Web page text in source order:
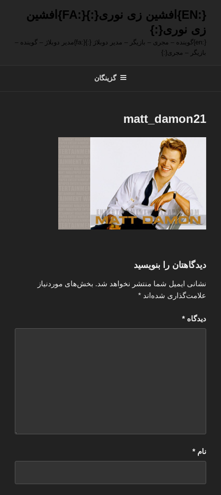
محتوا
{:EN}افشین زی نوری{:}{:FA}افشین
زی نوری{:}
{:en}گوینده – مجری – بازیگر – مدیر دوبلاژ {:}{:fa}مدیر دوبلاژ – گوینده –
بازیگر – مجری{:}
گزینگان
matt_damon21
دیدگاهتان را بنویسید
نشانی ایمیل شما منتشر نخواهد شد. بخش‌های موردنیاز
علامت‌گذاری شده‌اند *
دیدگاه *
نام *